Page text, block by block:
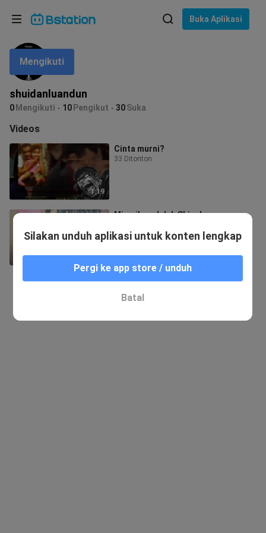
Buka Aplikasi
shuidanluandun
0 Mengikuti 10 Pengikut 30Suka
Mengikuti
Videos
1:19
Cinta murni?
33 Ditonton
4:46
Mimpiku adalah Shizuka
Bahasa: Bahasa Indonesia
Pilih bahasa
English
ภาษาไทย
Tiếng Việt
Bahasa Melayu
Silakan unduh aplikasi untuk konten lengkap
Pergi ke app store / unduh
Batal